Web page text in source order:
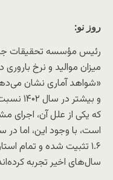
روز نو:
رئیس مؤسسه تحقیقات
میزان موالید و نرخ
«شواهد آماری نشان
و
که یکی از علل آن، اجرای
۱.۶ تثبیت شده و تمام
سال‌های اخیر تجربه